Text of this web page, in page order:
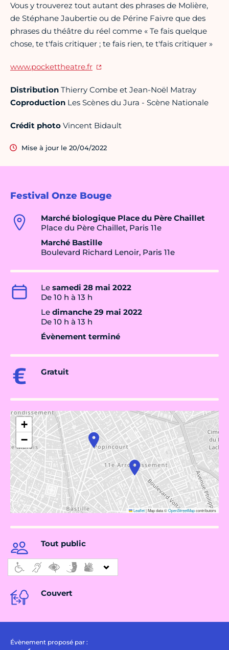
Festival Onze Bouge
Marché biologique Place du Père Chaillet
Place du Père Chaillet, Paris 11e
Marché Bastille
Boulevard Richard Lenoir, Paris 11e
Le samedi 28 mai 2022
De 10 h à 13 h
Le dimanche 29 mai 2022
De 10 h à 13 h
Évènement terminé
Gratuit
+
−
Leaflet|Map data ©OpenStreetMapcontributors
Tout public
Couvert
Évènement proposé par :
Vous y trouverez tout autant des phrases de Molière,
de Stéphane Jaubertie ou de Périne Faivre que des
phrases du théâtre du réel comme « Te fais quelque
chose, te t'fais critiquer ; te fais rien, te t'fais critiquer »
www.pockettheatre.fr
Distribution Thierry Combe et Jean-Noël Matray
Coproduction Les Scènes du Jura - Scène Nationale
Crédit photo Vincent Bidault
Mise à jour le 20/04/2022